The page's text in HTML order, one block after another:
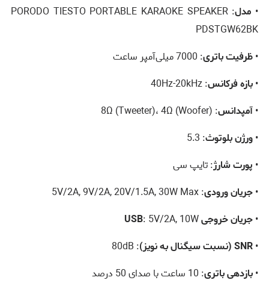
• مدل : PORODO TIESTO PORTABLE KARAOKE SPEAKER
PDSTGW62BK
•ظرفیت باتری: 7000 میلی‌آمپر ساعت
•بازه فرکانس: 40Hz-20kHz
•آمپدانس: 8Ω (Tweeter)، 4Ω (Woofer)
•ورژن بلوتوث: 5.3
• پورت شارژ: تایپ سی
•جریان ورودی: 5V/2A, 9V/2A, 20V/1.5A, 30W Max
•جریان خروجی USB: 5V/2A, 10W
•SNR (نسبت سیگنال به نویز)
: 80dB
•بازدهی باتری: 10 ساعت با صدای 50 درصد